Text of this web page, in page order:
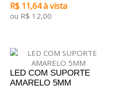
R$ 11,64 à vista
ou R$ 12,00
LED COM SUPORTE
AMARELO 5MM